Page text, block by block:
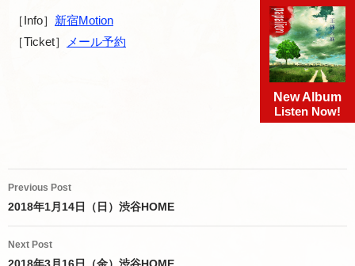
［Info］ 新宿Motion
［Ticket］
メール予約
Post
navigation
Previous Post
2018年1月14日（日）渋谷HOME
Next Post
New Album
Listen Now!